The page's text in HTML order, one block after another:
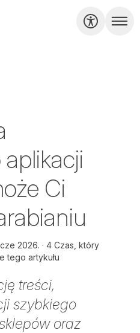
Ci
2026.
4 Czas, który
tego artykułu
treści,
szybkiego
oraz